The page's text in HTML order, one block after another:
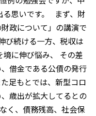
る思いです。 まず、財
政について」の講演で
び続ける一方、税収は
に伸び悩み、 その差
借金である公債の発行
足もとでは、新型コロ
歳出が拡大してるとの
く、債務残高、社会保